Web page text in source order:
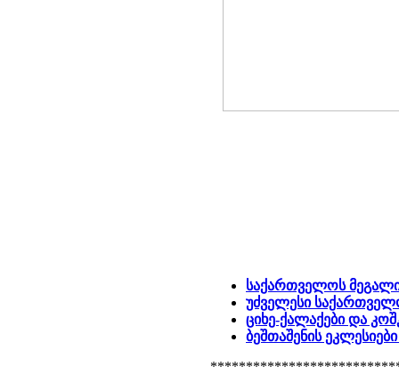
საქართველოს
უძველესი
ციხე-ქალაქები და
ბეშთაშენის